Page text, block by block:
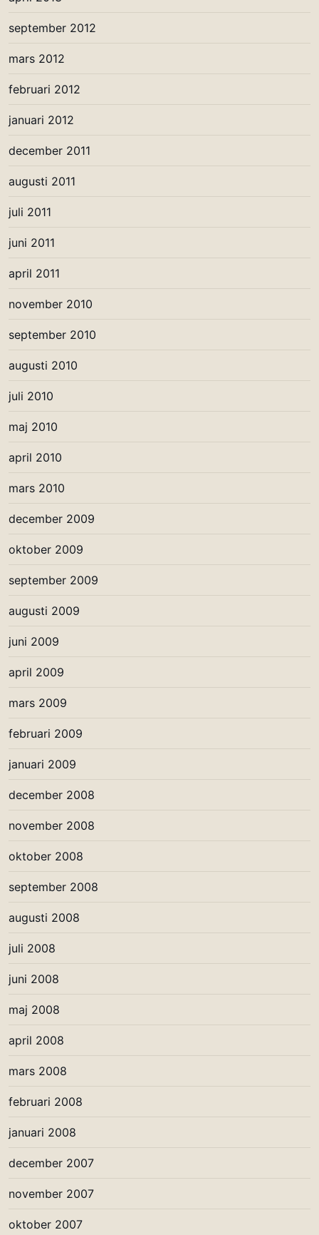
september 2012
mars 2012
februari 2012
januari 2012
december 2011
augusti 2011
juli 2011
juni 2011
april 2011
november 2010
september 2010
augusti 2010
juli 2010
maj 2010
april 2010
mars 2010
december 2009
oktober 2009
september 2009
augusti 2009
juni 2009
april 2009
mars 2009
februari 2009
januari 2009
december 2008
november 2008
oktober 2008
september 2008
augusti 2008
juli 2008
juni 2008
maj 2008
april 2008
mars 2008
februari 2008
januari 2008
december 2007
november 2007
oktober 2007